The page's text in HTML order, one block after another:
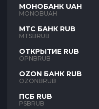
МОНОБАНК UAH
MONOBUAH
МТС БАНК RUB
MTSBRUB
ОТКРЫТИЕ RUB
OPNBRUB
OZON БАНК RUB
OZONBRUB
ПСБ RUB
PSBRUB